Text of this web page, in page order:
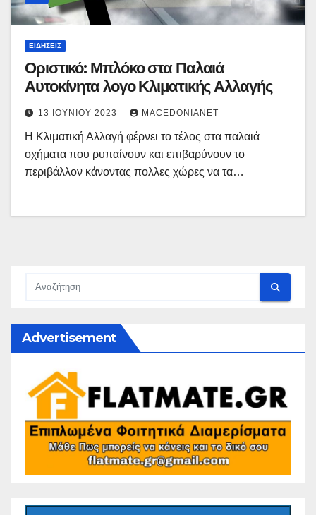
ΕΙΔΉΣΕΙΣ
Οριστικό: Μπλόκο στα Παλαιά
Αυτοκίνητα λογο Κλιματικής Αλλαγής
13 ΙΟΥΝΊΟΥ 2023 MACEDONIANET
Η Κλιματική Αλλαγή φέρνει το τέλος στα παλαιά
οχήματα που ρυπαίνουν και επιβαρύνουν το
περιβάλλον κάνοντας πολλες χώρες να τα…
Advertisement